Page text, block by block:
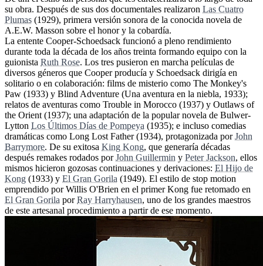
su obra. Después de sus dos documentales realizaron Las Cuatro
Plumas (1929), primera versión sonora de la conocida novela de
A.E.W. Masson sobre el honor y la cobardía.
La entente Cooper-Schoedsack funcionó a pleno rendimiento
durante toda la década de los años treinta formando equipo con la
guionista Ruth Rose. Los tres pusieron en marcha películas de
diversos géneros que Cooper producía y Schoedsack dirigía en
solitario o en colaboración: films de misterio como The Monkey's
Paw (1933) y Blind Adventure (Una aventura en la niebla, 1933);
relatos de aventuras como Trouble in Morocco (1937) y Outlaws of
the Orient (1937); una adaptación de la popular novela de Bulwer-
Lytton Los Últimos Días de Pompeya (1935); e incluso comedias
dramáticas como Long Lost Father (1934), protagonizada porJohn
Barrymore. De su exitosa King Kong, que generaría décadas
después remakes rodados porJohn Guillermin y Peter Jackson, ellos
mismos hicieron gozosas continuaciones y derivaciones: El Hijo de
Kong (1933) y El Gran Gorila (1949). El estilo de stop motion
emprendido por Willis O'Brien en el primer Kong fue retomado en
El Gran Gorila porRay Harryhausen, uno de los grandes maestros
de este artesanal procedimiento a partir de ese momento.